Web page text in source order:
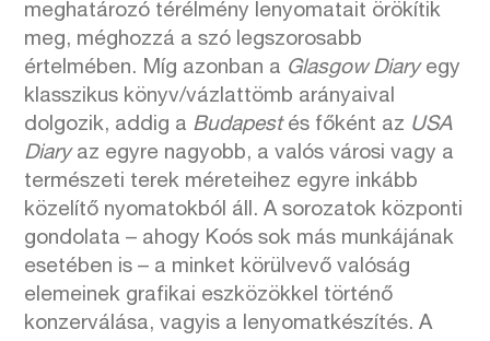
meghatározó térélmény lenyomatait örökítik
meg, méghozzá a szó legszorosabb
értelmében. Míg azonban a Glasgow Diaryegy
klasszikus könyv/vázlattömb arányaival
dolgozik, addig a Budapestés főként az USA
Diaryaz egyre nagyobb, a valós városi vagy a
természeti terek méreteihez egyre inkább
közelítő nyomatokból áll. A sorozatok központi
gondolata – ahogy Koós sok más munkájának
esetében is – a minket körülvevő valóság
elemeinek grafikai eszközökkel történő
konzerválása, vagyis a lenyomatkészítés. A